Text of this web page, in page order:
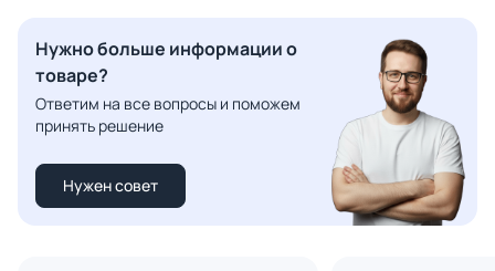
Нужно больше информации о
товаре?
Ответим на все вопросы и поможем
принять решение
Нужен совет